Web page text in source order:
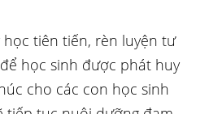
tiên tiến, rèn luyện tư
học sinh được phát huy
cho các con học sinh